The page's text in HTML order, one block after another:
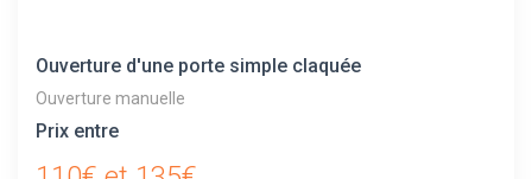
Ouverture d'une porte simple claquée
Ouverture manuelle
Prix entre